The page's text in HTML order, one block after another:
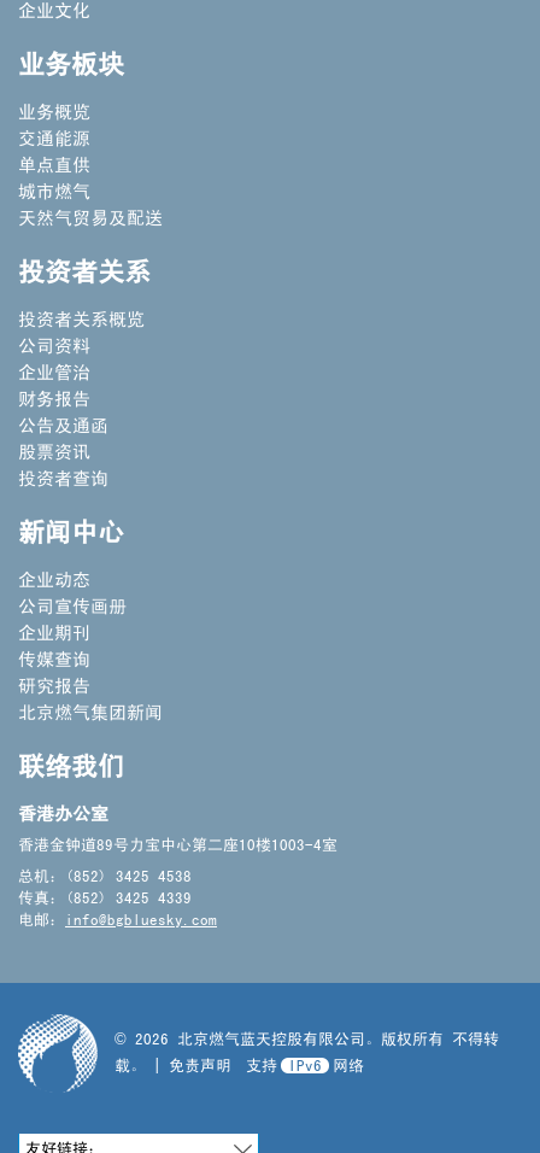
企业文化
业务板块
业务概览
交通能源
单点直供
城市燃气
天然气贸易及配送
投资者关系
投资者关系概览
公司资料
企业管治
财务报告
公告及通函
股票资讯
投资者查询
新闻中心
企业动态
公司宣传画册
企业期刊
传媒查询
研究报告
北京燃气集团新闻
联络我们
香港办公室
香港金钟道89号力宝中心第二座10楼1003-4室
总机：(852) 3425 4538
传真：(852) 3425 4339
电邮：
info@bgbluesky.com
© 2026 北京燃气蓝天控股有限公司。版权所有 不得转
载。
免责声明 支持 IPv6 网络
友好链接：